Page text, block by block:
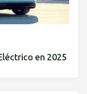
en 2025